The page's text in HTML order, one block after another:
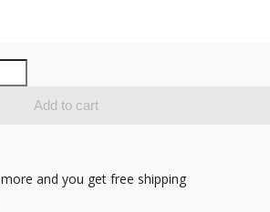
Add to cart
more and you get free shipping